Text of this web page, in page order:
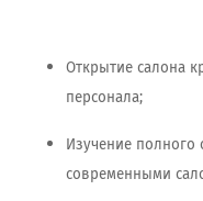
Открытие салона
персонала;
Изучение полного
современными